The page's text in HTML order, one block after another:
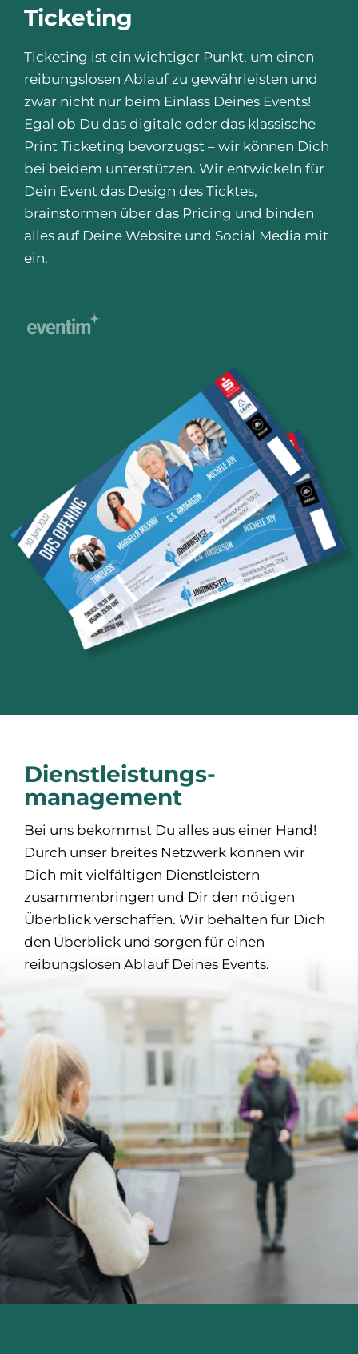
Ticketing
Ticketing ist ein wichtiger Punkt, um einen
reibungslosen Ablauf zu gewährleisten und
zwar nicht nur beim Einlass Deines Events!
Egal ob Du das digitale oder das klassische
Print Ticketing bevorzugst – wir können Dich
bei beidem unterstützen. Wir entwickeln für
Dein Event das Design des Ticktes,
brainstormen über das Pricing und binden
alles auf Deine Website und Social Media mit
ein.
Dienstleistungs­
management
Bei uns bekommst Du alles aus einer Hand!
Durch unser breites Netzwerk können wir
Dich mit vielfältigen Dienstleistern
zusammenbringen und Dir den nötigen
Überblick verschaffen. Wir behalten für Dich
den Überblick und sorgen für einen
reibungslosen Ablauf Deines Events.